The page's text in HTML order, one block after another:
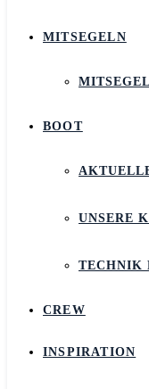
MITSEGELN
BOOT
UNSERE
TECHNIK
CREW
INSPIRATION